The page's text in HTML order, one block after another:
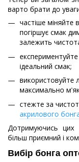
варто брати до
частіше міняйте
погіршує смак
залежить
експериментуйте
ідеальний смак;
використовуйте
максимально
стежте за
акрилового
Дотримуючись цих
більш приємний і
Вибір бонга